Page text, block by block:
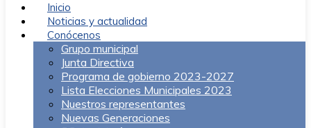
Inicio
Noticias y actualidad
Conócenos
Grupo municipal
Junta Directiva
Programa de gobierno 2023-2027
Lista Elecciones Municipales 2023
Nuestros representantes
Nuevas Generaciones